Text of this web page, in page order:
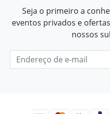
Seja o primeiro a
eventos privados e
nossos